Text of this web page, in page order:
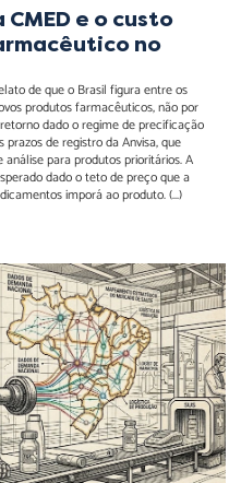
e o custo
no
de que o Brasil figura entre os
produtos farmacêuticos, não por
dado o regime de precificação
prazos de registro da Anvisa, que
para produtos prioritários. A
dado o teto de preço que a
imporá ao produto. (...)
em
política